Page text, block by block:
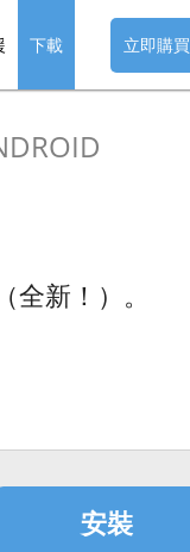
下載 立即購買
新！）。
安裝